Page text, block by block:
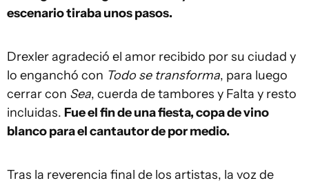
escenario tiraba unos pasos.
Drexler agradeció el amor recibido por su ciudad y
lo enganchó con Todo se transforma, para luego
cerrar con Sea, cuerda de tambores y Falta y resto
incluidas. Fue el fin de una fiesta, copa de vino
blanco para el cantautor de por medio.
Tras la reverencia final de los artistas, la voz de